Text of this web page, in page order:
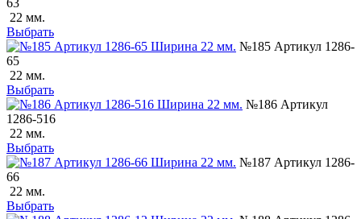
22 мм.
Выбрать
№185 Артикул 1286-
65
22 мм.
Выбрать
№186 Артикул
1286-516
22 мм.
Выбрать
№187 Артикул 1286-
66
22 мм.
Выбрать